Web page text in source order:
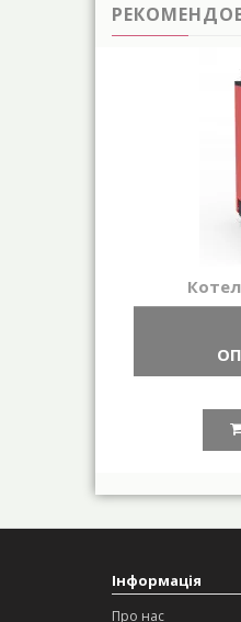
Інформація
Про нас